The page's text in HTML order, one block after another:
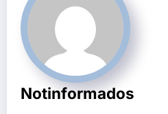
Notinformados